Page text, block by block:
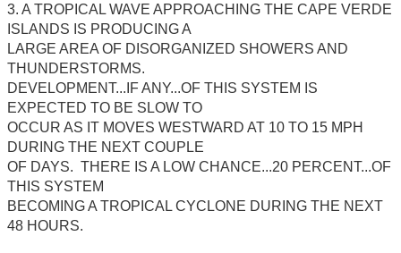
3. A TROPICAL WAVE APPROACHING THE CAPE VERDE
ISLANDS IS PRODUCING A
LARGE AREA OF DISORGANIZED SHOWERS AND
THUNDERSTORMS.
DEVELOPMENT...IF ANY...OF THIS SYSTEM IS
EXPECTED TO BE SLOW TO
OCCUR AS IT MOVES WESTWARD AT 10 TO 15 MPH
DURING THE NEXT COUPLE
OF DAYS. THERE IS A LOW CHANCE...20 PERCENT...OF
THIS SYSTEM
BECOMING A TROPICAL CYCLONE DURING THE NEXT
48 HOURS.